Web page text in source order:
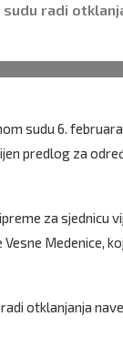
radi
sudu 6.
predlog za
za sjednicu
Medenice,
otklanjanja